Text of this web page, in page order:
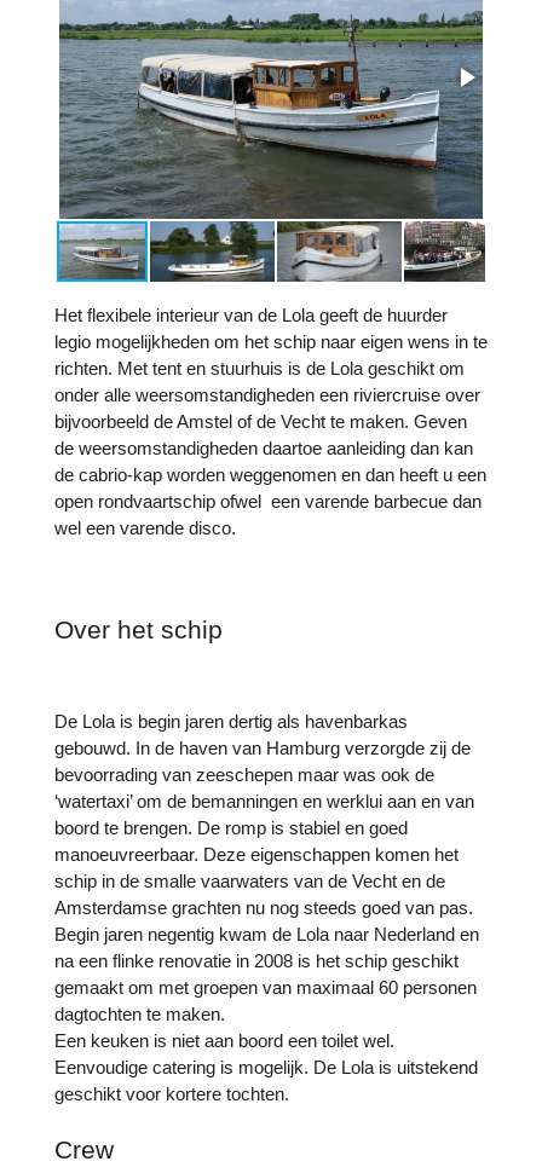
Het flexibele interieur van de Lola geeft de huurder
legio mogelijkheden om het schip naar eigen wens in te
richten. Met tent en stuurhuis is de Lola geschikt om
onder alle weersomstandigheden een riviercruise over
bijvoorbeeld de Amstel of de Vecht te maken. Geven
de weersomstandigheden daartoe aanleiding dan kan
de cabrio-kap worden weggenomen en dan heeft u een
open rondvaartschip ofwel een varende barbecue dan
wel een varende disco.
Over het schip
De Lola is begin jaren dertig als havenbarkas
gebouwd. In de haven van Hamburg verzorgde zij de
bevoorrading van zeeschepen maar was ook de
‘watertaxi’ om de bemanningen en werklui aan en van
boord te brengen. De romp is stabiel en goed
manoeuvreerbaar. Deze eigenschappen komen het
schip in de smalle vaarwaters van de Vecht en de
Amsterdamse grachten nu nog steeds goed van pas.
Begin jaren negentig kwam de Lola naar Nederland en
na een flinke renovatie in 2008 is het schip geschikt
gemaakt om met groepen van maximaal 60 personen
dagtochten te maken.
Een keuken is niet aan boord een toilet wel.
Eenvoudige catering is mogelijk. De Lola is uitstekend
geschikt voor kortere tochten.
Crew